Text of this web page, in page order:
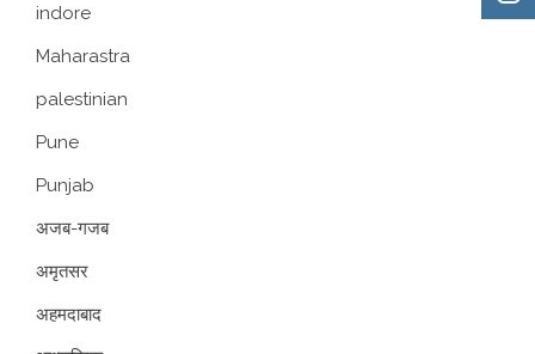
indore
Maharastra
palestinian
Pune
Punjab
अजब-गजब
अमृतसर
अहमदाबाद